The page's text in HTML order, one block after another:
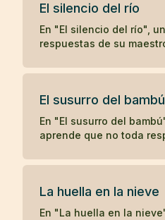
El silencio del río
En "El silencio del río",
respuestas de su
aprendizaje ocurre
El susurro del bambú
En "El susurro del
aprende que no toda
como un susurro que
La huella en la nieve
En "La huella en la